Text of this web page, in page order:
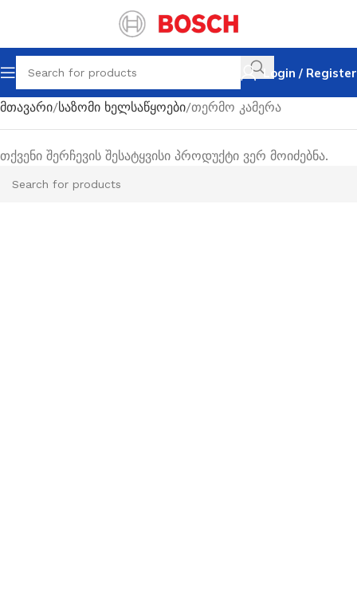
Login / Register
მთავარი საზომი ხელსაწყოები თერმო კამერა
თქვენი შერჩევის შესატყვისი პროდუქტი ვერ მოიძებნა.